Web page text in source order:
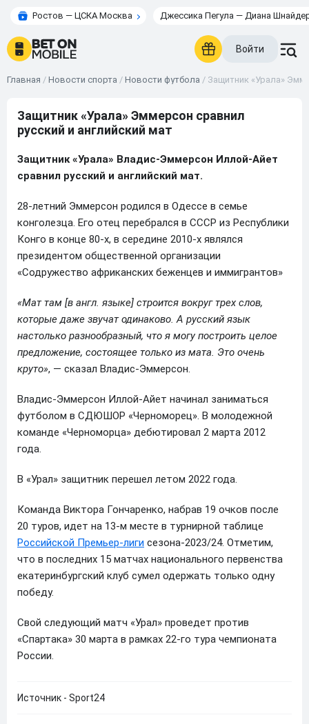
Ростов — ЦСКА Москва Джессика Пегула — Диана
Войти
Главная / Новости спорта / Новости футбола / Защитник «Урала»
Защитник «Урала» Эммерсон сравнил
русский и английский мат
Защитник «Урала» Владис-Эммерсон Иллой-Айет
сравнил русский и английский мат.
28-летний Эммерсон родился в Одессе в семье
конголезца. Его отец перебрался в СССР из Республики
Конго в конце 80-х, в середине 2010-х являлся
президентом общественной организации
«Содружество африканских беженцев и иммигрантов»
«Мат там [в англ. языке] строится вокруг трех слов,
которые даже звучат одинаково. А русский язык
настолько разнообразный, что я могу построить целое
предложение, состоящее только из мата. Это очень
круто», — сказал Владис-Эммерсон.
Владис-Эммерсон Иллой-Айет начинал заниматься
футболом в СДЮШОР «Черноморец». В молодежной
команде «Черноморца» дебютировал 2 марта 2012
года.
В «Урал» защитник перешел летом 2022 года.
Команда Виктора Гончаренко, набрав 19 очков после
20 туров, идет на 13-м месте в турнирной таблице
Российской Премьер-лиги сезона-2023/24. Отметим,
что в последних 15 матчах национального первенства
екатеринбургский клуб сумел одержать только одну
победу.
Свой следующий матч «Урал» проведет против
«Спартака» 30 марта в рамках 22-го тура чемпионата
России.
Источник - Sport24